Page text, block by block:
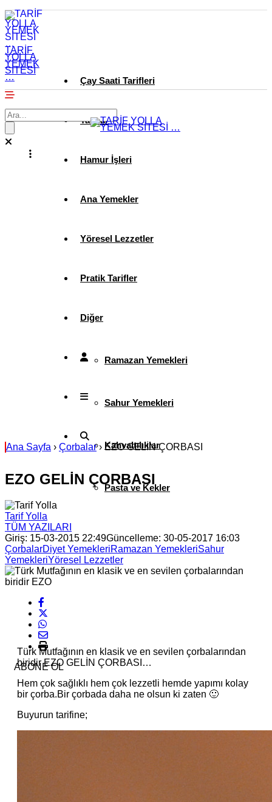
TARİF
YOLLA
YEMEK
SİTESİ
… Çay Saati Tarifleri
Tatlılar
Hamur İşleri
Ana Yemekler
Yöresel Lezzetler
Pratik Tarifler
Diğer
Ramazan Yemekleri
Sahur Yemekleri
Kahvaltılıklar
Pasta ve Kekler
Ana Sayfa › Çorbalar› EZO GELİN ÇORBASI
EZO GELİN ÇORBASI
Tarif Yolla
TÜM YAZILARI
Giriş: 15-03-2015 22:49Güncelleme: 30-05-2017 16:03
ÇorbalarDiyet YemekleriRamazan YemekleriSahur
YemekleriYöresel Lezzetler
ABONE OL
Türk Mutfağının en klasik ve en sevilen çorbalarından
biridir EZO GELİN ÇORBASI…
Hem çok sağlıklı hem çok lezzetli hemde yapımı kolay
bir çorba.Bir çorbada daha ne olsun ki zaten 🙂
Buyurun tarifine;